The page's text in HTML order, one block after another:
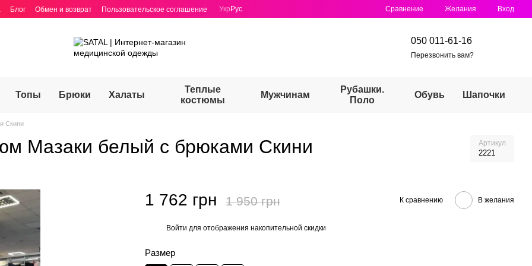
Блог Обмен и возврат Пользовательское соглашение Укр Рус Сравнение Желания Вход
050 011-61-16
Перезвонить вам?
Топы Брюки Халаты
Теплые
костюмы
Мужчинам
Рубашки.
Поло
Обувь Шапочки
Скини
Мазаки белый с брюками Скини Артикул
2221
1 762 грн 1 950 грн К сравнению В желания
Войти для отображения накопительной скидки
Размер